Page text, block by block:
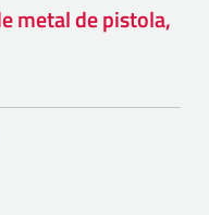
metal de pistola,